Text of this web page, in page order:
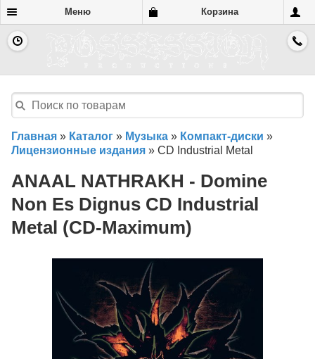
Меню Корзина
Главная » Каталог » Музыка » Компакт-диски »
Лицензионные издания » CD Industrial Metal
ANAAL NATHRAKH - Domine
Non Es Dignus CD Industrial
Metal (CD-Maximum)